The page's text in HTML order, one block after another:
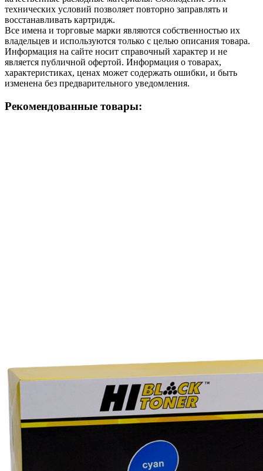
технических условий позволяет повторно заправлять и
восстанавливать картридж.
Все имена и торговые марки являются собственностью их
владельцев и используются только с целью описания товара.
Информация на сайте носит справочный характер и не
является публичной офертой. Информация о товарах,
характеристиках, ценах может содержать ошибки, и быть
изменена без предварительного уведомления.
Рекомендованные товары: